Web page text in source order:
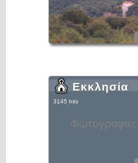
Εκκλησία
3145 hits